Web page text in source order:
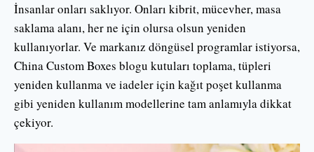
İnsanlar onları saklıyor. Onları kibrit, mücevher, masa
saklama alanı, her ne için olursa olsun yeniden
kullanıyorlar. Ve markanız döngüsel programlar istiyorsa,
China Custom Boxes blogu kutuları toplama, tüpleri
yeniden kullanma ve iadeler için kağıt poşet kullanma
gibi yeniden kullanım modellerine tam anlamıyla dikkat
çekiyor.